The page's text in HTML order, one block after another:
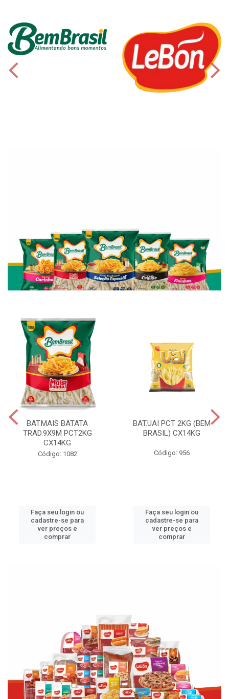
BAT.MAIS BATATA
TRAD.9X9M PCT2KG
CX14KG
Código: 1082
Faça seu login ou
cadastre-se para
ver preços e
comprar
BAT.UAI PCT 2KG (BEM
BRASIL) CX14KG
Código: 956
Faça seu login ou
cadastre-se para
ver preços e
comprar